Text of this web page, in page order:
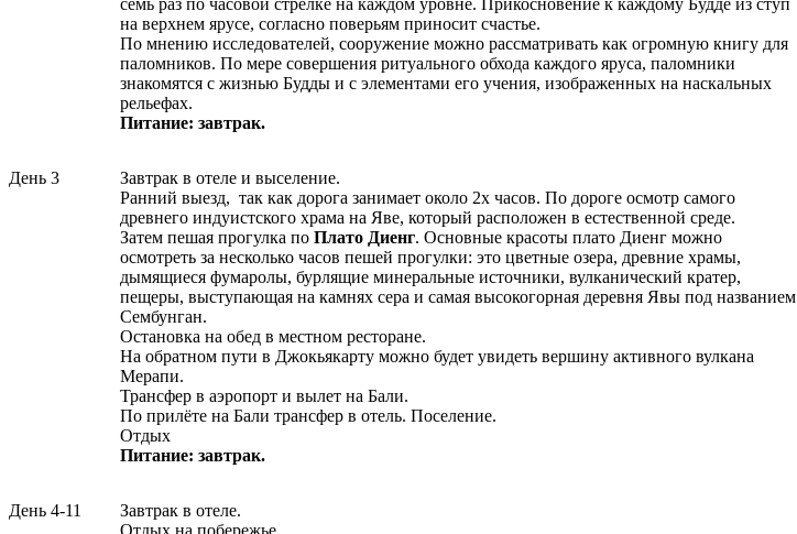
семь раз по часовой стрелке на каждом уровне. Прикосновение к каждому Будде из ступ
на верхнем ярусе, согласно поверьям приносит счастье.
По мнению исследователей, сооружение можно рассматривать как огромную книгу для
паломников. По мере совершения ритуального обхода каждого яруса, паломники
знакомятся с жизнью Будды и с элементами его учения, изображенных на наскальных
рельефах.
Питание: завтрак.
День 3
Завтрак в отеле и выселение.
Ранний выезд, так как дорога занимает около 2х часов. По дороге осмотр самого
древнего индуистского храма на Яве, который расположен в естественной среде.
Затем пешая прогулка по Плато Диенг. Основные красоты плато Диенг можно
осмотреть за несколько часов пешей прогулки: это цветные озера, древние храмы,
дымящиеся фумаролы, бурлящие минеральные источники, вулканический кратер,
пещеры, выступающая на камнях сера и самая высокогорная деревня Явы под названием
Сембунган.
Остановка на обед в местном ресторане.
На обратном пути в Джокьякарту можно будет увидеть вершину активного вулкана
Мерапи.
Трансфер в аэропорт и вылет на Бали.
По прилёте на Бали трансфер в отель. Поселение.
Отдых
Питание: завтрак.
День 4-11
Завтрак в отеле.